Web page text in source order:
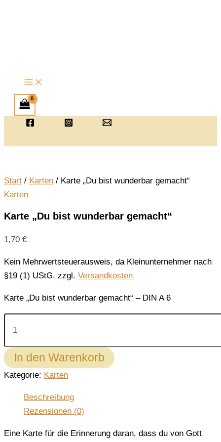
Start / Karten / Karte „Du bist wunderbar gemacht“
Karten
Karte „Du bist wunderbar gemacht“
1,70 €
Kein Mehrwertsteuerausweis, da Kleinunternehmer nach
§19 (1) UStG. zzgl. Versandkosten
Karte „Du bist wunderbar gemacht“ – DIN A 6
Karte
"Du
wunderbar
gemacht"
Menge
In den Warenkorb
Kategorie: Karten
Beschreibung
Rezensionen (0)
Eine Karte für die Erinnerung daran, dass du von Gott